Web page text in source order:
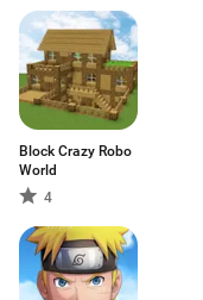
Block Crazy Robo
World
4